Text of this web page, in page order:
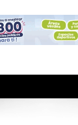
DEL